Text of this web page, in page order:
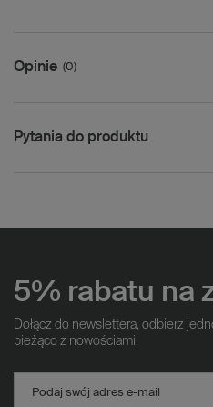
Opinie (0)
Pytania do produktu
5% rabatu na
Dołącz do newslettera, odbierz
bieżąco z nowościami
Podaj swój adres e-mail